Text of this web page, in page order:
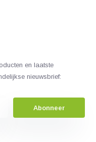
en laatste
nieuwsbrief:
Abonneer